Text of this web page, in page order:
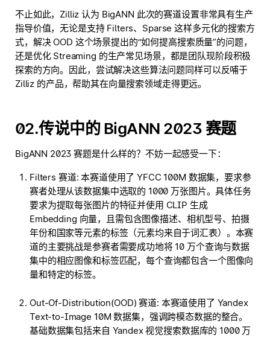
不止如此，Zilliz 认为 BigANN 此次的赛道设置非常具有生产
指导价值，无论是支持 Filters、Sparse 这样多元化的搜索方
式，解决 OOD 这个场景提出的“如何提高搜索质量”的问题，
还是优化 Streaming 的生产常见场景，都是团队现阶段积极
探索的方向。因此，尝试解决这些算法问题同样可以反哺于
Zilliz 的产品，帮助其在向量搜索领域走得更远。
02.传说中的 BigANN 2023 赛题
BigANN 2023 赛题是什么样的？不妨一起感受一下：
Filters 赛道: 本赛道使用了 YFCC 100M 数据集，要求参
赛者处理从该数据集中选取的 1000 万张图片。具体任务
要求为提取每张图片的特征并使用 CLIP 生成
Embedding 向量，且需包含图像描述、相机型号、拍摄
年份和国家等元素的标签（元素均来自于词汇表）。本赛
道的主要挑战是参赛者需要成功地将 10 万个查询与数据
集中的相应图像和标签匹配，每个查询都包含一个图像向
量和特定的标签。
Out-Of-Distribution(OOD) 赛道: 本赛道使用了 Yandex
Text-to-Image 10M 数据集，强调跨模态数据的整合。
基础数据集包括来自 Yandex 视觉搜索数据库的 1000 万